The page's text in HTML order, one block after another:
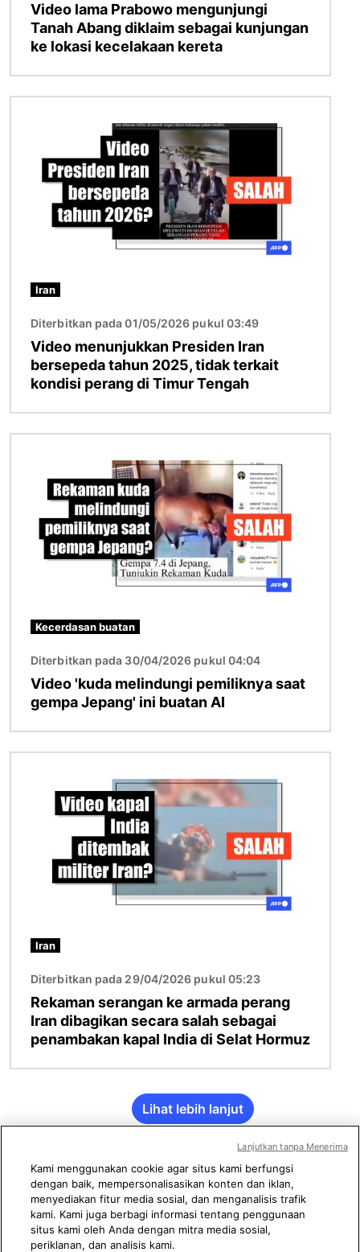
Video lama Prabowo mengunjungi
Tanah Abang diklaim sebagai kunjungan
ke lokasi kecelakaan kereta
Iran
Diterbitkan pada 01/05/2026 pukul 03:49
Video menunjukkan Presiden Iran
bersepeda tahun 2025, tidak terkait
kondisi perang di Timur Tengah
Kecerdasan buatan
Diterbitkan pada 30/04/2026 pukul 04:04
Video 'kuda melindungi pemiliknya saat
gempa Jepang' ini buatan AI
Iran
Diterbitkan pada 29/04/2026 pukul 05:23
Rekaman serangan ke armada perang
Iran dibagikan secara salah sebagai
penambakan kapal India di Selat Hormuz
Lihat lebih lanjut
Kami menggunakan cookie agar situs kami berfungsi
dengan baik, mempersonalisasikan konten dan iklan,
menyediakan fitur media sosial, dan menganalisis trafik
kami. Kami juga berbagi informasi tentang penggunaan
situs kami oleh Anda dengan mitra media sosial,
periklanan, dan analisis kami.
Lanjutkan tanpa Menerima